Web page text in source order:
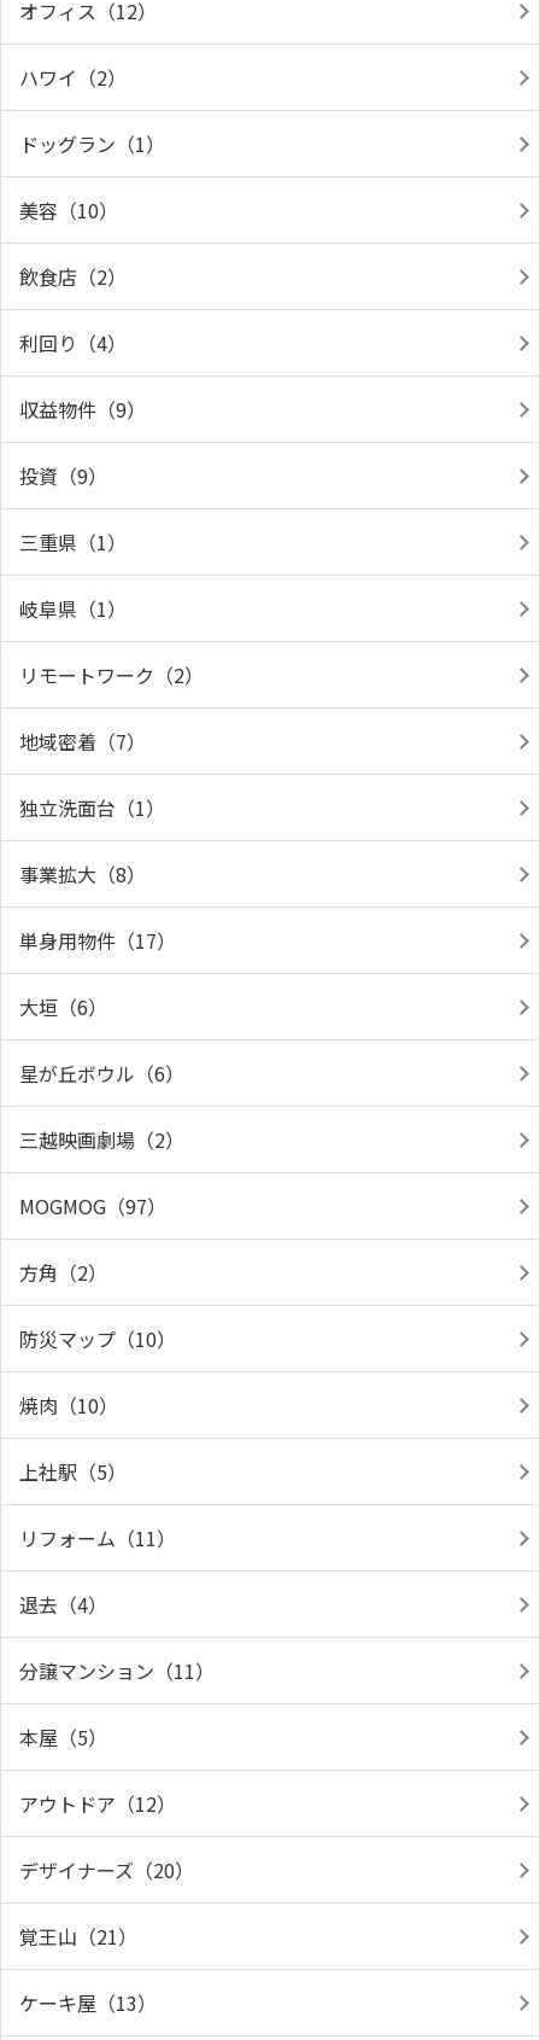
オフィス（12）
ハワイ（2）
ドッグラン（1）
美容（10）
飲食店（2）
利回り（4）
収益物件（9）
投資（9）
三重県（1）
岐阜県（1）
リモートワーク（2）
地域密着（7）
独立洗面台（1）
事業拡大（8）
単身用物件（17）
大垣（6）
星が丘ボウル（6）
三越映画劇場（2）
MOGMOG（97）
方角（2）
防災マップ（10）
焼肉（10）
上社駅（5）
リフォーム（11）
退去（4）
分譲マンション（11）
本屋（5）
アウトドア（12）
デザイナーズ（20）
覚王山（21）
ケーキ屋（13）